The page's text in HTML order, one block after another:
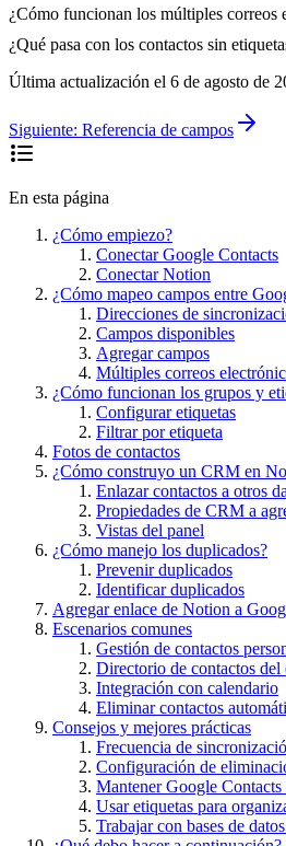
¿Cómo funcionan los múltiples correos
¿Qué pasa con los contactos sin
Última actualización el 6 de agosto de
Siguiente: Referencia de campos
En esta página
¿Cómo empiezo?
Conectar Google Contacts
Conectar Notion
¿Cómo mapeo campos entre
Direcciones de
Campos disponibles
Agregar campos
Múltiples correos
¿Cómo funcionan los grupos y
Configurar etiquetas
Filtrar por etiqueta
Fotos de contactos
¿Cómo construyo un CRM en
Enlazar contactos a otros
Propiedades de CRM a
Vistas del panel
¿Cómo manejo los duplicados?
Prevenir duplicados
Identificar duplicados
Agregar enlace de Notion a
Escenarios comunes
Gestión de contactos
Directorio de contactos del
Integración con calendario
Eliminar contactos
Consejos y mejores prácticas
Frecuencia de
Configuración de
Mantener Google
Usar etiquetas para
Trabajar con bases de